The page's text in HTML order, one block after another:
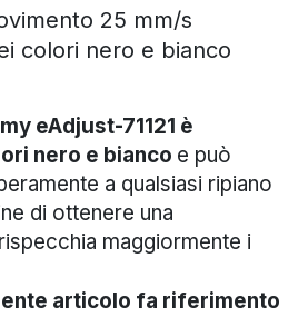
25 mm/s
colori nero e bianco
eAdjust-71121 è
nero e bianco e può
a qualsiasi ripiano
di ottenere una
maggiormente i
articolo fa riferimento